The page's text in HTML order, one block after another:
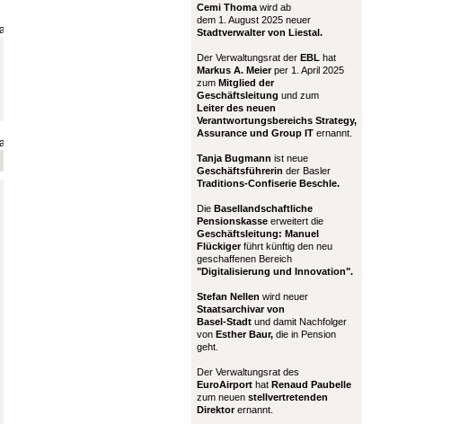
Cemi Thoma wird ab
dem 1. August 2025 neuer
Stadtverwalter von Liestal.
Der Verwaltungsrat der EBL hat
Markus A. Meierper 1. April 2025
zum Mitglied der
Geschäftsleitung und zum
Leiter des neuen
Verantwortungsbereichs Strategy,
Assurance und Group IT ernannt.
Tanja Bugmann ist neue
Geschäftsführerin der Basler
Traditions-Confiserie Beschle.
Die Basellandschaftliche
Pensionskasse erweitert die
Geschäftsleitung: Manuel
Flückigerführt künftig den neu
geschaffenen Bereich
"Digitalisierung und Innovation".
Stefan Nellen wird neuer
Staatsarchivar von
Basel-Stadt und damit Nachfolger
von Esther Baur, die in Pension
geht.
Der Verwaltungsrat des
EuroAirport hat Renaud Paubelle
zum neuen stellvertretenden
Direktorernannt.